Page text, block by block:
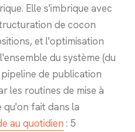
Elle s'imbrique avec
de cocon
et l'optimisation
du système (du
de publication
les routines de mise à
qu'on fait dans la
au quotidien : 5